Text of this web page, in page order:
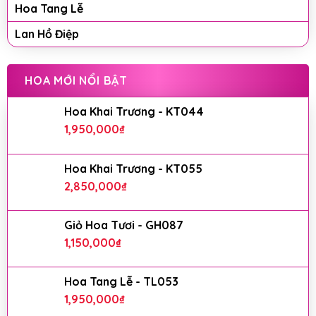
Hoa Tang Lễ
Lan Hồ Điệp
HOA MỚI NỔI BẬT
Hoa Khai Trương - KT044
1,950,000₫
Hoa Khai Trương - KT055
2,850,000₫
Giỏ Hoa Tươi - GH087
1,150,000₫
Hoa Tang Lễ - TL053
1,950,000₫